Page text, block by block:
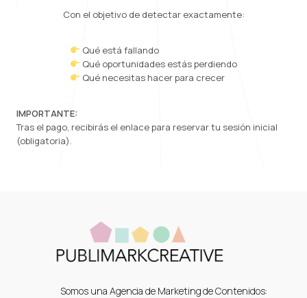
Con el objetivo de detectar exactamente:
Qué está fallando
Qué oportunidades estás perdiendo
Qué necesitas hacer para crecer
IMPORTANTE:
Tras el pago, recibirás el enlace para reservar tu sesión inicial
(obligatoria).
Somos una Agencia de Marketing de Contenidos: